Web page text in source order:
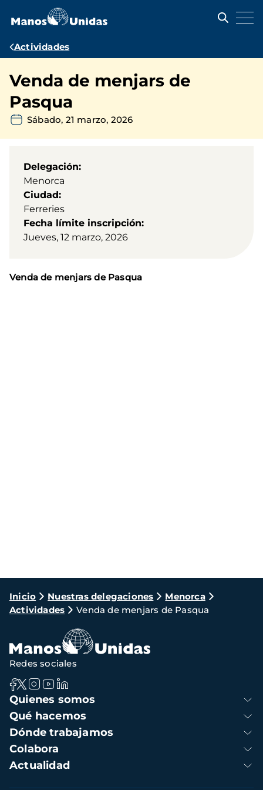
contenido
Ruta
navegación
Actividades
Venda de menjars de
Pasqua
Sábado, 21 marzo, 2026
Delegación
Menorca
Ciudad
Ferreries
Fecha límite inscripción
Jueves, 12 marzo, 2026
Venda de menjars de Pasqua
Ruta
de
navegación
Inicio Nuestras delegaciones
Menorca
Actividades
Venda de menjars de Pasqua
Navegación
principal
Quienes somos
Qué hacemos
Dónde trabajamos
Colabora
Actualidad
Redes sociales